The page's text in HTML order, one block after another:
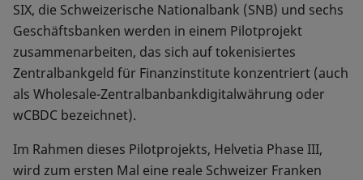
SIX, die Schweizerische Nationalbank (SNB) und sechs
Geschäftsbanken werden in einem Pilotprojekt
zusammenarbeiten, das sich auf tokenisiertes
Zentralbankgeld für Finanzinstitute konzentriert (auch
als Wholesale-Zentralbanbankdigitalwährung oder
wCBDC bezeichnet).
Im Rahmen dieses Pilotprojekts, Helvetia Phase III,
wird zum ersten Mal eine reale Schweizer Franken